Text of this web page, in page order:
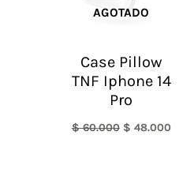
AGOTADO
Case Pillow
TNF Iphone 14
Pro
$60.000 $ 48.000